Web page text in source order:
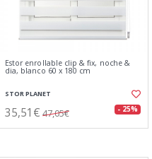
Estor enrollable clip & fix, noche &
dia, blanco 60 x 180 cm
STOR PLANET
35,51€ 47,05€ - 25%